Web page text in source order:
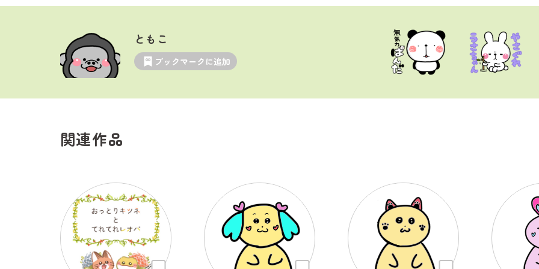
ともこ
ブックマークに追加
関連作品